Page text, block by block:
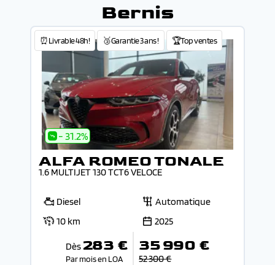
Bernis
⏰Livrable 48h! 🥉Garantie 3 ans ! 🏆Top ventes
- 31.2%
ALFA ROMEO TONALE
1.6 MULTIJET 130 TCT6 VELOCE
Diesel
Automatique
10 km
2025
Dès 283 €
Par mois en LOA
35 990 €
52 300 €